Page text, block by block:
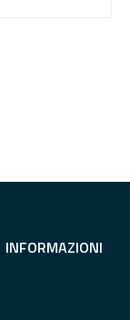
INFORMAZIONI